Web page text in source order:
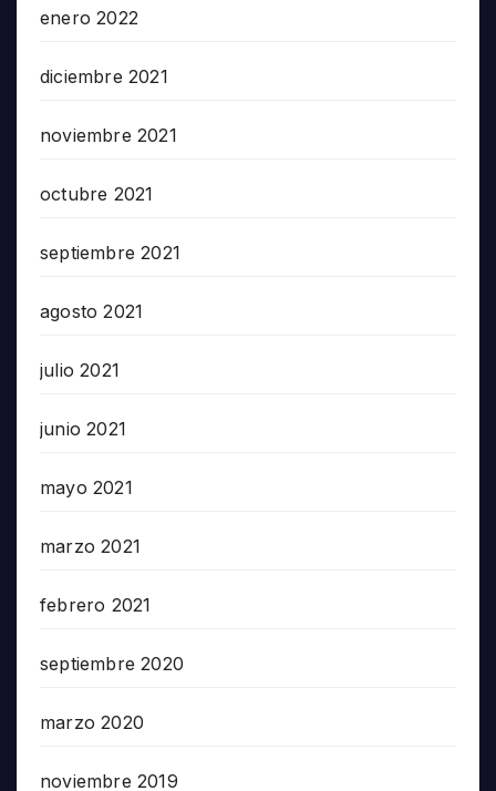
enero 2022
diciembre 2021
noviembre 2021
octubre 2021
septiembre 2021
agosto 2021
julio 2021
junio 2021
mayo 2021
marzo 2021
febrero 2021
septiembre 2020
marzo 2020
noviembre 2019